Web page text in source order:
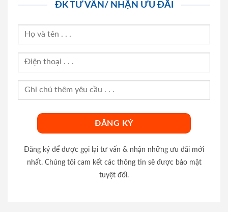
ĐK TƯ VẤN/ NHẬN ƯU ĐÃI
Đăng ký để được gọi lại tư vấn & nhận những ưu đãi mới
nhất. Chúng tôi cam kết các thông tin sẽ được bảo mật
tuyệt đối.